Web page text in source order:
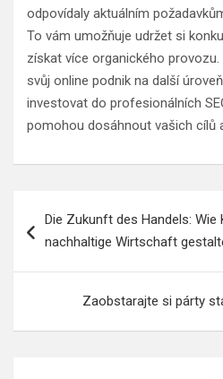
odpovídaly aktuálním
To vám umožňuje udržet si
získat více organického
svůj online podnik na další
investovat do profesionálních
pomohou dosáhnout vašich cílů
proDie Zukunft des Handels: Wie
nachhaltige Wirtschaft
Zaobstarajte si párty